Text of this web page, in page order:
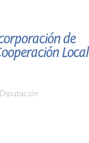
de
Local